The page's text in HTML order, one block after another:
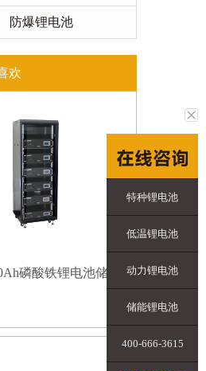
防爆锂电池
欢
磷酸铁锂电池储能
特种锂电池
低温锂电池
动力锂电池
储能锂电池
400-666-3615